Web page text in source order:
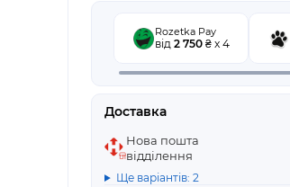
Rozetka Pay
від 2 750₴ x 4
Доставка
Нова пошта
відділення
Ще варіантів: 2